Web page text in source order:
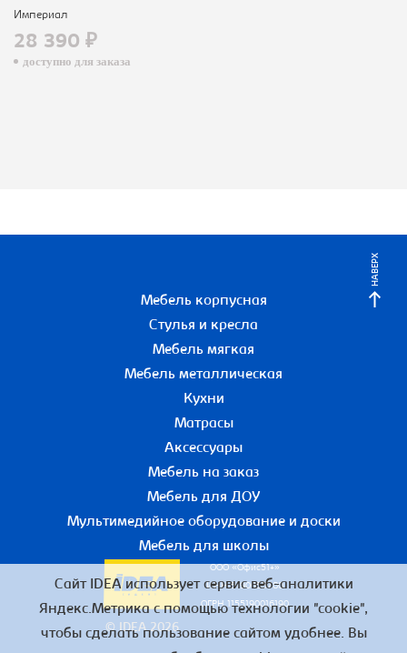
Империал
28 390 ₽
доступно для заказа
НАВЕРХ
Мебель корпусная
Стулья и кресла
Мебель мягкая
Мебель металлическая
Кухни
Матрасы
Аксессуары
Мебель на заказ
Мебель для ДОУ
Мультимедийное оборудование и доски
Мебель для школы
© IDEA 2026
ООО «Офис51+»
ИНН 5190055780
ОГРН 1155190016190
Сайт IDEA использует сервис веб-аналитики
Яндекс.Метрика с помощью технологии "cookie",
чтобы сделать пользование сайтом удобнее. Вы